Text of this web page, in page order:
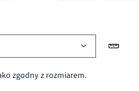
zgodny z rozmiarem.